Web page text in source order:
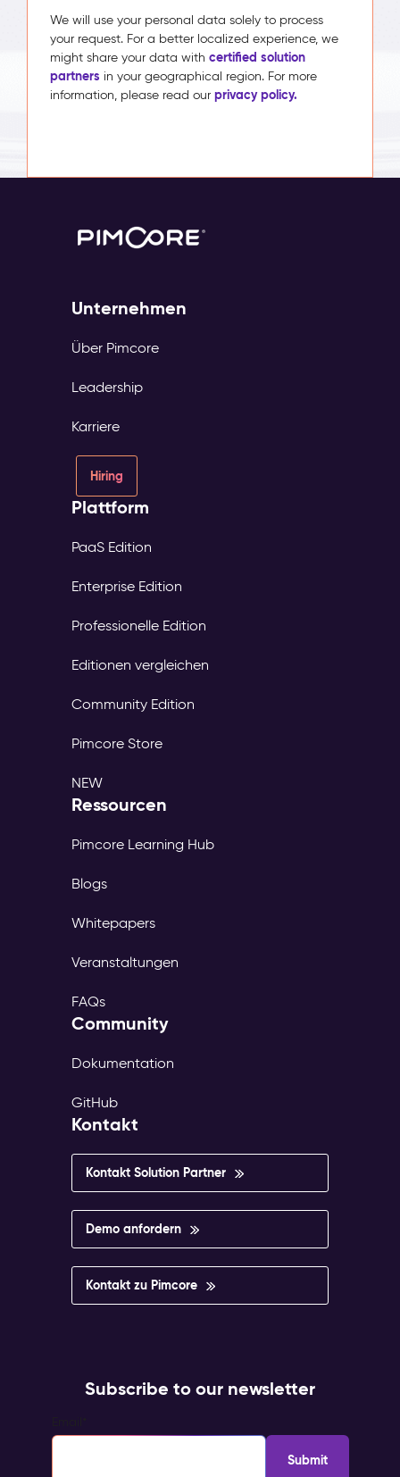
We will use your personal data solely to process
your request. For a better localized experience, we
might share your data with certified solution
partners in your geographical region. For more
information, please read our privacy policy.
Unternehmen
Über Pimcore
Leadership
Karriere
Hiring
Plattform
PaaS Edition
Enterprise Edition
Professionelle Edition
Editionen vergleichen
Community Edition
Pimcore Store
NEW
Ressourcen
Pimcore Learning Hub
Blogs
Whitepapers
Veranstaltungen
FAQs
Community
Dokumentation
GitHub
Kontakt
Kontakt Solution Partner
Demo anfordern
Kontakt zu Pimcore
Subscribe to our newsletter